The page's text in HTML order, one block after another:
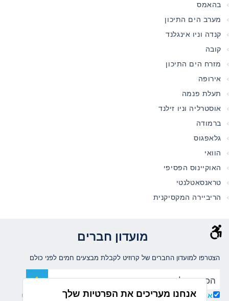
בהאמס
מערב הים התיכון
קנדה וניו אינגלנד
קובה
מזרח הים התיכון
אירופה
תעלת פנמה
אוסטרליה וניו זילנד
ברמודה
גלאפגוס
הוואי
האוקיינוס הפסיפי
טראנסאטלנטי
הריביירה המקסיקנית
מועדון חברים
הצטרפו למועדון החברים של קרוזיט לקבלת מבצעים חמים לפני כולם
אני מאשר/ת קבלת עדכונים ומידע שיווקי ממועדון קרוזיט
אנחנו מעריכים את הפרטיות שלך